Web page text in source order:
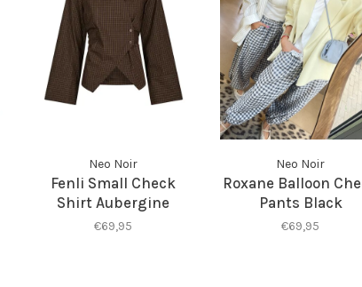
Neo Noir
Fenli Small Check
Shirt Aubergine
€69,95
Neo Noir
Roxane Balloon
Pants Black
€69,95